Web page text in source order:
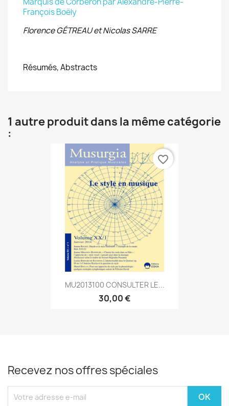
François Boëly
Florence GÉTREAU et Nicolas SARRE
Résumés, Abstracts
1 autre produit dans la même catégorie
:
MU2013100 CONSULTER LE...
30,00 €
favorite_border
Recevez nos offres spéciales